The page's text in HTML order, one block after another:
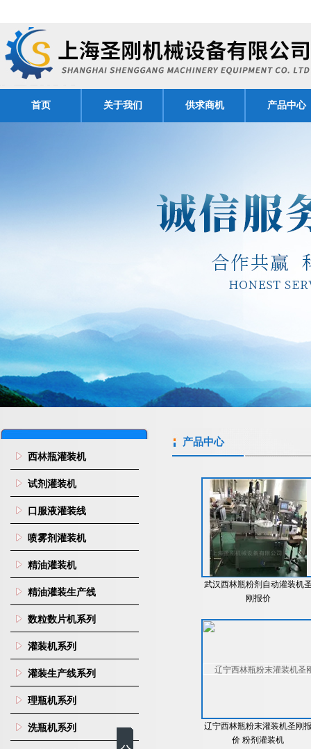
首页 关于我们 供求商机 产品中心
西林瓶灌装机
试剂灌装机
口服液灌装线
喷雾剂灌装机
精油灌装机
精油灌装生产线
数粒数片机系列
灌装机系列
灌装生产线系列
理瓶机系列
洗瓶机系列
产品中心
武汉西林瓶粉剂自动灌装机
刚报价
辽宁西林瓶粉末灌装机圣刚
价 粉剂灌装机